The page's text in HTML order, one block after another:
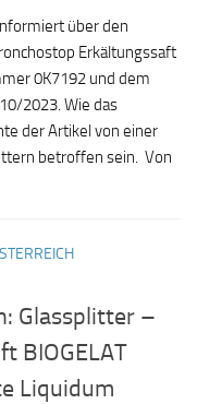
über den
Erkältungssaft
0K7192 und dem
2023. Wie das
der Artikel von einer
betroffen sein. Von
Glassplitter –
BIOGELAT
Liquidum